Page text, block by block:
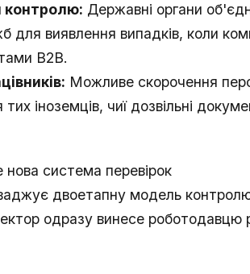
контролю: Державні органи
для виявлення випадків, коли
B2B.
Можливе скорочення
іноземців, чиї дозвільні
система перевірок
двоетапну модель
одразу винесе роботодавцю